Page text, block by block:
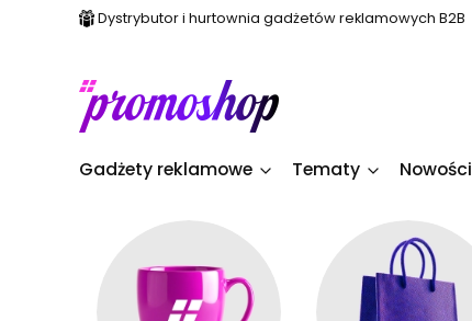
Dystrybutor i hurtownia gadżetów reklamowych B2B
Gadżety reklamowe Tematy Nowości